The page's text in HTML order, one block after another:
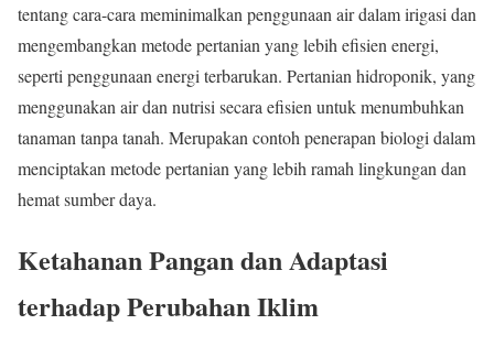
tentang cara-cara meminimalkan penggunaan air dalam irigasi dan
mengembangkan metode pertanian yang lebih efisien energi,
seperti penggunaan energi terbarukan. Pertanian hidroponik, yang
menggunakan air dan nutrisi secara efisien untuk menumbuhkan
tanaman tanpa tanah. Merupakan contoh penerapan biologi dalam
menciptakan metode pertanian yang lebih ramah lingkungan dan
hemat sumber daya.
Ketahanan Pangan dan Adaptasi
terhadap Perubahan Iklim